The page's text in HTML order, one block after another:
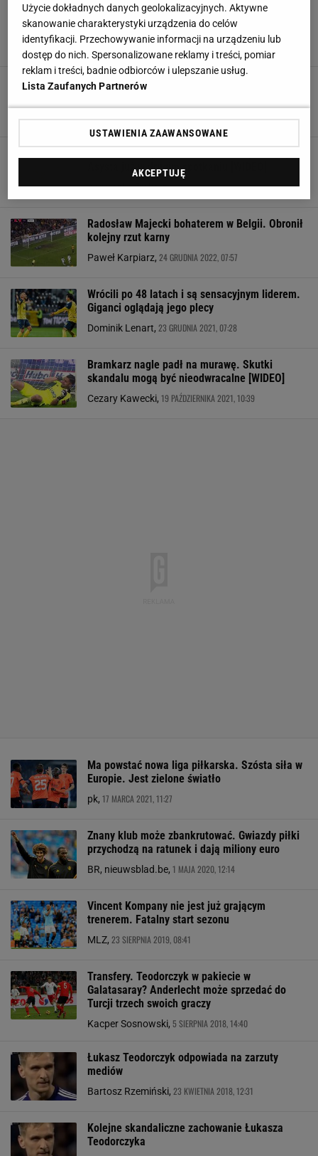
Polak zdobył pierwszego gola w nowym klubie.
Lepszego momentu nie mógł wybrać [WIDEO]
Hubert Rybkowski,15 KWIETNIA 2023, 21:04
Reprezentant Polski wrócił do gry i został
Agnieszka Piskorz,7 MARCA 2023, 11:31
Asysta już w drugim spotkaniu [WIDEO]
Agnieszka Piskorz,23 STYCZNIA 2023, 10:46
Radosław Majecki bohaterem w Belgii. Obronił
kolejny rzut karny
Paweł Karpiarz, 24 GRUDNIA 2022, 07:57
Wrócili po 48 latach i są sensacyjnym liderem.
Giganci oglądają jego plecy
Dominik Lenart, 23 GRUDNIA 2021, 07:28
Bramkarz nagle padł na murawę. Skutki
skandalu mogą być nieodwracalne [WIDEO]
Cezary Kawecki, 19 PAŹDZIERNIKA 2021, 10:39
Ma powstać nowa liga piłkarska. Szósta siła w
Europie. Jest zielone światło
pk, 17 MARCA 2021, 11:27
Znany klub może zbankrutować. Gwiazdy piłki
przychodzą na ratunek i dają miliony euro
BR, nieuwsblad.be, 1 MAJA 2020, 12:14
Vincent Kompany nie jest już grającym
trenerem. Fatalny start sezonu
MLZ, 23 SIERPNIA 2019, 08:41
Transfery. Teodorczyk w pakiecie w
Galatasaray? Anderlecht może sprzedać do
Turcji trzech swoich graczy
Kacper Sosnowski, 5 SIERPNIA 2018, 14:40
Łukasz Teodorczyk odpowiada na zarzuty
mediów
Bartosz Rzemiński, 23 KWIETNIA 2018, 12:31
Kolejne skandaliczne zachowanie Łukasza
Teodorczyka
Użycie dokładnych danych geolokalizacyjnych. Aktywne
skanowanie charakterystyki urządzenia do celów
identyfikacji. Przechowywanie informacji na urządzeniu lub
dostęp do nich. Spersonalizowane reklamy i treści, pomiar
reklam i treści, badnie odbiorców i ulepszanie usług.
Lista Zaufanych Partnerów
USTAWIENIA ZAAWANSOWANE
AKCEPTUJĘ